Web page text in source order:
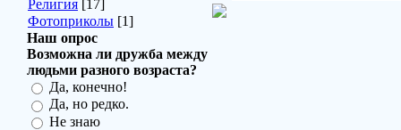
Религия [17]
Фотоприколы [1]
Наш опрос
Возможна ли дружба между
людьми разного возраста?
Да, конечно!
Да, но редко.
Не знаю